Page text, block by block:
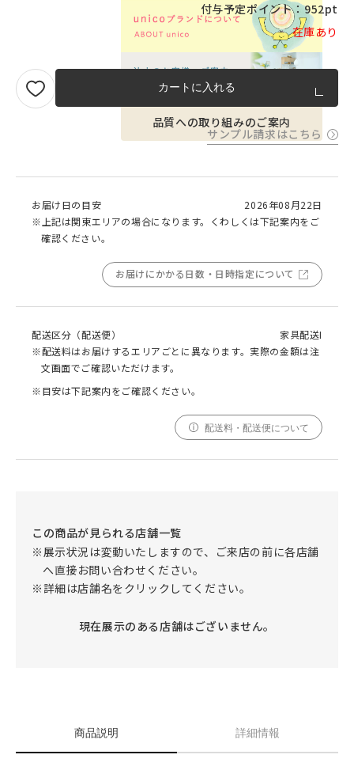
品質への取り組みのご案内
商品説明 詳細情報
付与予定ポイント：952pt
在庫あり
カートに入れる
サンプル請求はこちら
お届け日の目安
2026年08月22日
※上記は関東エリアの場合になります。くわしくは下記案内をご
確認ください。
お届けにかかる日数・日時指定について
配送区分（配送便）
家具配送I
※配送料はお届けするエリアごとに異なります。実際の金額は注
文画面でご確認いただけます。
※目安は下記案内をご確認ください。
配送料・配送便について
この商品が見られる店舗一覧
※展示状況は変動いたしますので、ご来店の前に各店舗
へ直接お問い合わせください。
※詳細は店舗名をクリックしてください。
現在展示のある店舗はございません。